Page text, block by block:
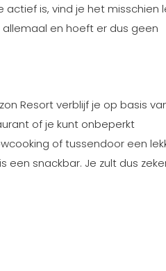
is, vind je het misschien
en hoeft er dus geen
Resort verblijf je op basis
of je kunt onbeperkt
of tussendoor een
een snackbar. Je zult dus